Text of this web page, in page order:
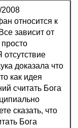
2008
относится к
зависит от
доказала что
как идея
считать Бога
сказать, что
Бога